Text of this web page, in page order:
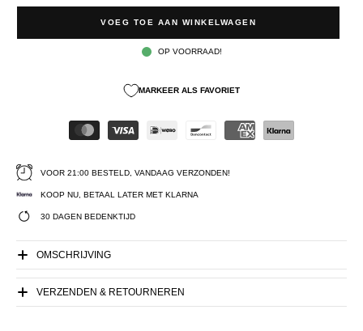
VOEG TOE AAN WINKELWAGEN
OP VOORRAAD!
MARKEER ALS FAVORIET
VOOR 21:00 BESTELD, VANDAAG VERZONDEN!
KOOP NU, BETAAL LATER MET KLARNA
30 DAGEN BEDENKTIJD
OMSCHRIJVING
VERZENDEN & RETOURNEREN